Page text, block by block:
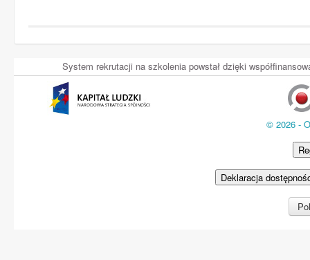
System rekrutacji na szkolenia powstał dzięki
© 2026 -
Deklaracja